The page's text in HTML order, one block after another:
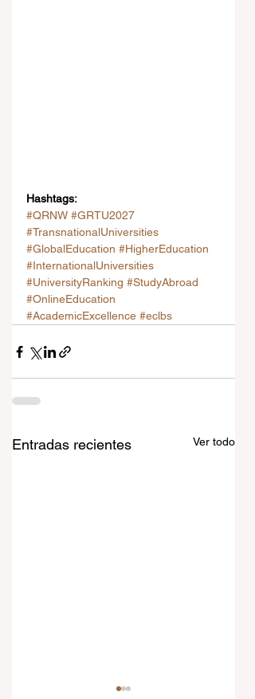
Hashtags:
#QRNW #GRTU2027
#TransnationalUniversities
#GlobalEducation #HigherEducation
#InternationalUniversities
#UniversityRanking #StudyAbroad
#OnlineEducation
#AcademicExcellence #eclbs
Entradas recientes Ver todo